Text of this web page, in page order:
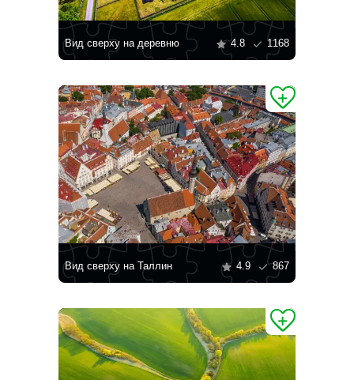
Вид сверху на деревню 4.8 1168
Вид сверху на Таллин 4.9 867